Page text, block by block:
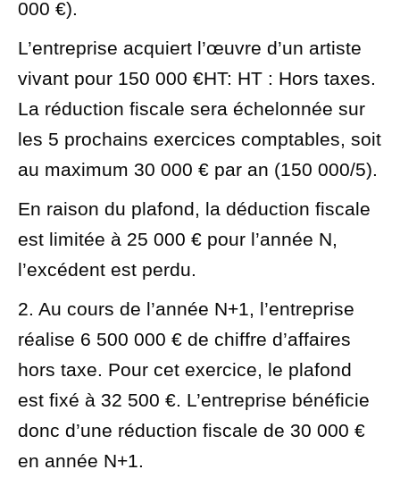
000 €).
L’entreprise acquiert l’œuvre d’un artiste
vivant pour 150 000 €HT: HT : Hors taxes.
La réduction fiscale sera échelonnée sur
les 5 prochains exercices comptables, soit
au maximum 30 000 € par an (150 000/5).
En raison du plafond, la déduction fiscale
est limitée à 25 000 € pour l’année N,
l’excédent est perdu.
2. Au cours de l’année N+1, l’entreprise
réalise 6 500 000 € de chiffre d’affaires
hors taxe. Pour cet exercice, le plafond
est fixé à 32 500 €. L’entreprise bénéficie
donc d’une réduction fiscale de 30 000 €
en année N+1.